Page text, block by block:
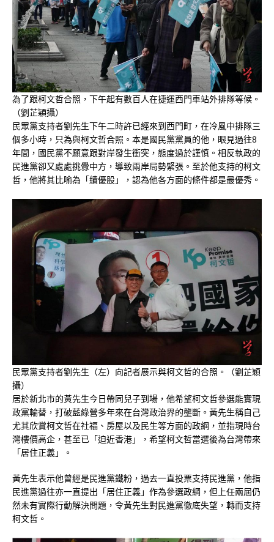
為了跟柯文哲合照，下午起有數百人在捷運西門車站外排隊等候。
（劉芷穎攝）
民眾黨支持者劉先生下午二時許已經來到西門町，在冷風中排隊三
個多小時，只為與柯文哲合照。本是國民黨黨員的他，眼見過往8
年間，國民黨不願意跟對岸發生衝突，態度過於謹慎。相反執政的
民進黨卻又處處挑釁中方，導致兩岸局勢緊張。至於他支持的柯文
哲，他將其比喻為「績優股」，認為他各方面的條件都是最優秀。
民眾黨支持者劉先生（左）向記者展示與柯文哲的合照。（劉芷穎
攝）
居於新北市的黃先生今日帶同兒子到場，他希望柯文哲參選能實現
政黨輪替，打破藍綠營多年來在台灣政治界的壟斷。黃先生稱自己
尤其欣賞柯文哲在社福、房屋以及民生等方面的政綱，並指現時台
灣樓價高企，甚至已「迫近香港」，希望柯文哲當選後為台灣帶來
「居住正義」。
黃先生表示他曾經是民進黨鐵粉，過去一直投票支持民進黨，他指
民進黨過往亦一直提出「居住正義」作為參選政綱，但上任兩屆仍
然未有實際行動解決問題，令黃先生對民進黨徹底失望，轉而支持
柯文哲。